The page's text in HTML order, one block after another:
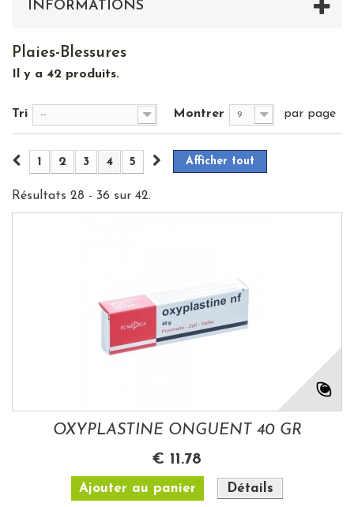
INFORMATIONS
Plaies-Blessures
Il y a 42 produits.
Tri -- Montrer 9 par page
Afficher tout
1 2 3 4 5
Résultats 28 - 36 sur 42.
OXYPLASTINE ONGUENT 40 GR
€ 11.78
Ajouter au panier Détails